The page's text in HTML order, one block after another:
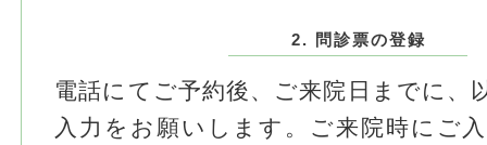
2. 問診票の登録
電話にてご予約後、ご来院日までに、
入力をお願いします。ご来院時にご